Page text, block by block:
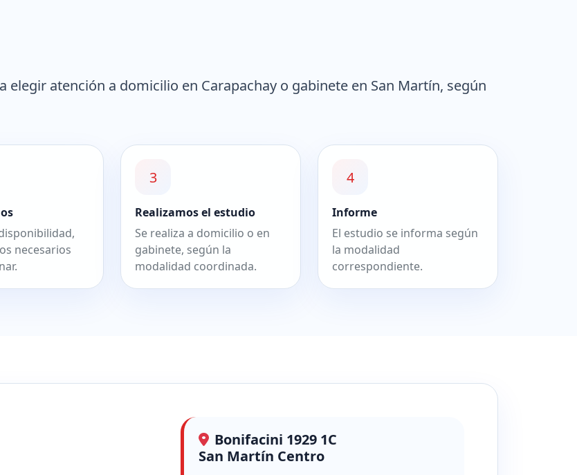
atención a domicilio en Carapachay o gabinete en San Martín, según
necesarios
3
Realizamos el estudio
Se realiza a domicilio o en
gabinete, según la
modalidad coordinada.
4
Informe
El estudio se informa según
la modalidad
correspondiente.
Bonifacini 1929 1C
San Martín Centro